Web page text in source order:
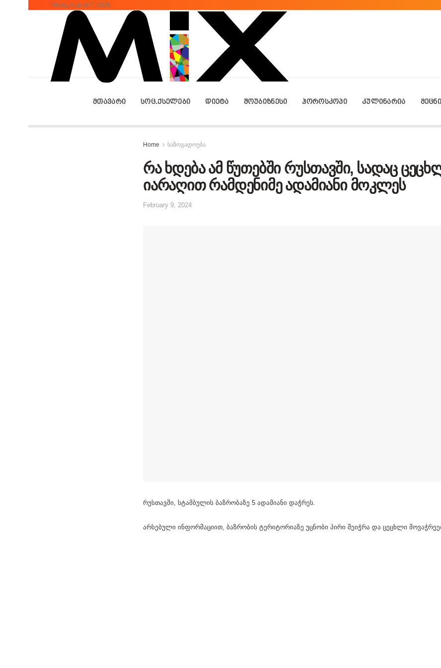
Friday, August 7, 2026
ᲛᲗᲐᲕᲐᲠᲘ ᲡᲝᲪ.ᲥᲡᲔᲚᲔᲑᲘ ᲓᲘᲔᲢᲐ ᲨᲝᲣᲑᲘᲖᲜᲔᲡᲘ ᲰᲝᲠᲝᲡᲙᲝᲞᲘ ᲙᲣᲚᲘᲜᲐᲠᲘᲐ
Home საზოგადოება
რა ხდება ამ წუთებში რუსთავში, სადაც
იარაღით რამდენიმე ადამიანი მოკლეს
February 9, 2024
რუსთავში, სტამბულის ბაზრობაზე 5 ადამიანი დაჭრეს.
არსებული ინფორმაციით, ბაზრობის ტერიტორიაზე უცნობი პირი შეიჭრა და ცეცხლი